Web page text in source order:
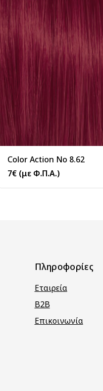
Color Action No 8.62
7€ (με Φ.Π.Α.)
Πληροφορίες
Εταιρεία
B2B
Επικοινωνία